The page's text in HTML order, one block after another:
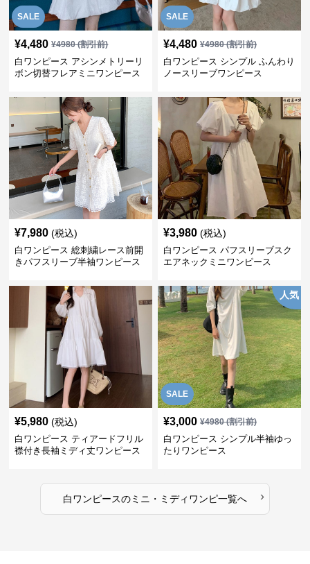
SALE
¥4,480 ¥4980(割引前)
白ワンピース アシンメトリーリ
ボン切替フレアミニワンピース
SALE
¥4,480 ¥4980(割引前)
白ワンピース シンプル ふんわり
ノースリーブワンピース
¥7,980 (税込)
白ワンピース 総刺繍レース前開
きパフスリーブ半袖ワンピース
¥3,980 (税込)
白ワンピース パフスリーブスク
エアネックミニワンピース
¥5,980 (税込)
白ワンピース ティアードフリル
襟付き長袖ミディ丈ワンピース
SALE
人気
¥3,000 ¥4980(割引前)
白ワンピース シンプル半袖ゆっ
たりワンピース
白ワンピースのミニ・ミディワンピ一覧へ ›